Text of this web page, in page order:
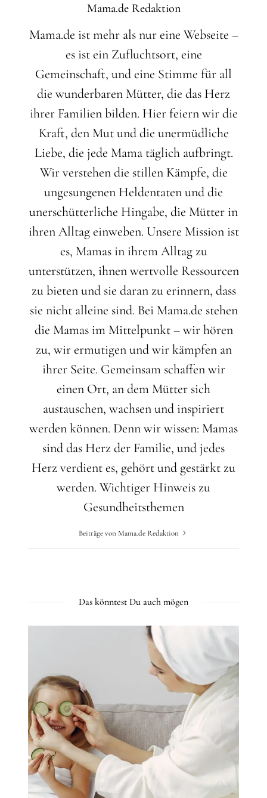
Mama.de Redaktion
Mama.de ist mehr als nur eine Webseite –
es ist ein Zufluchtsort, eine
Gemeinschaft, und eine Stimme für all
die wunderbaren Mütter, die das Herz
ihrer Familien bilden. Hier feiern wir die
Kraft, den Mut und die unermüdliche
Liebe, die jede Mama täglich aufbringt.
Wir verstehen die stillen Kämpfe, die
ungesungenen Heldentaten und die
unerschütterliche Hingabe, die Mütter in
ihren Alltag einweben. Unsere Mission ist
es, Mamas in ihrem Alltag zu
unterstützen, ihnen wertvolle Ressourcen
zu bieten und sie daran zu erinnern, dass
sie nicht alleine sind. Bei Mama.de stehen
die Mamas im Mittelpunkt – wir hören
zu, wir ermutigen und wir kämpfen an
ihrer Seite. Gemeinsam schaffen wir
einen Ort, an dem Mütter sich
austauschen, wachsen und inspiriert
werden können. Denn wir wissen: Mamas
sind das Herz der Familie, und jedes
Herz verdient es, gehört und gestärkt zu
werden. Wichtiger Hinweis zu
Gesundheitsthemen
Beiträge von Mama.de Redaktion
Das könntest Du auch mögen